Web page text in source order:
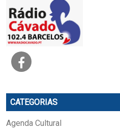
CATEGORIAS
Agenda Cultural